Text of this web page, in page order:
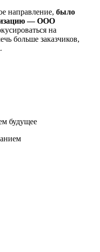
направление, было
— ООО
на
больше заказчиков,
будущее